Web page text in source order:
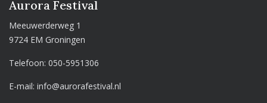
Aurora Festival
Meeuwerderweg 1
9724 EM Groningen
Telefoon:050-5951306
E-mail:info@aurorafestival.nl